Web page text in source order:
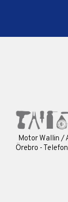
Motor Wallin /
Örebro -